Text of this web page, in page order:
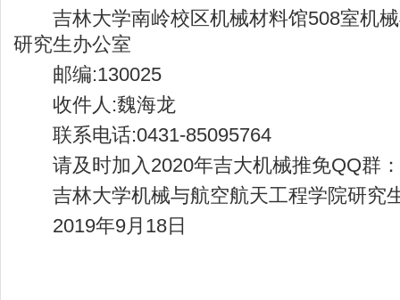
吉林大学南岭校区机械材料馆508室机械
研究生办公室
邮编:130025
收件人:魏海龙
联系电话:0431-85095764
请及时加入2020年吉大机械推免QQ群：
吉林大学机械与航空航天工程学院研究
2019年9月18日